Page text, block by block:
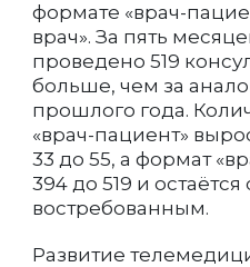
формате «врач-
врач». За пять
проведено 519
больше, чем за
прошлого года.
«врач-пациент»
33 до 55, а формат
394 до 519 и
востребованным.
Развитие